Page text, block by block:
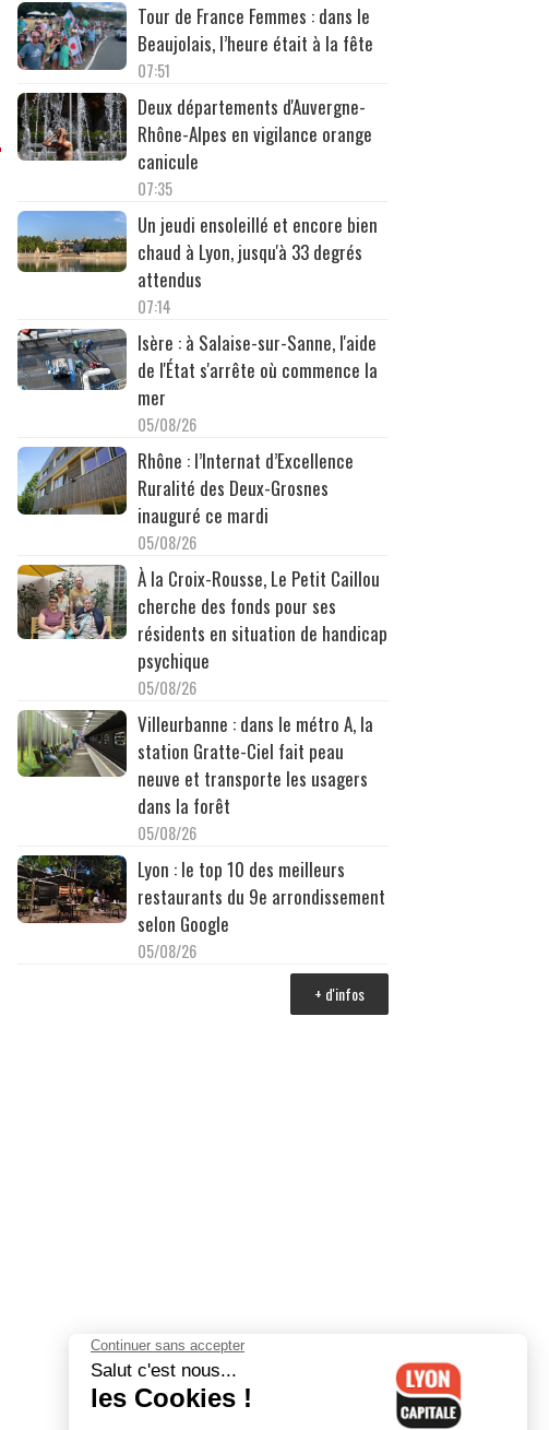
Tour de France Femmes : dans le
Beaujolais, l’heure était à la fête
07:51
Deux départements d'Auvergne-
Rhône-Alpes en vigilance orange
canicule
07:35
Un jeudi ensoleillé et encore bien
chaud à Lyon, jusqu'à 33 degrés
attendus
07:14
Isère : à Salaise-sur-Sanne, l'aide
de l'État s'arrête où commence la
mer
05/08/26
Rhône : l’Internat d’Excellence
Ruralité des Deux-Grosnes
inauguré ce mardi
05/08/26
À la Croix-Rousse, Le Petit Caillou
cherche des fonds pour ses
résidents en situation de handicap
psychique
05/08/26
Villeurbanne : dans le métro A, la
station Gratte-Ciel fait peau
neuve et transporte les usagers
dans la forêt
05/08/26
Lyon : le top 10 des meilleurs
restaurants du 9e arrondissement
selon Google
05/08/26
+ d'infos